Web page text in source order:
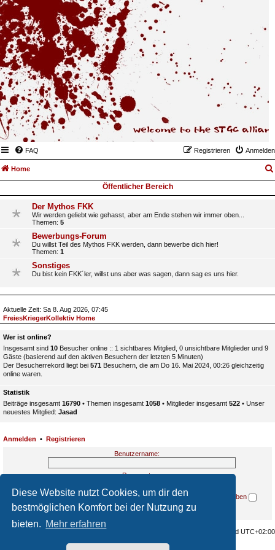
Diese Website nutzt Cookies, um dir den
bestmöglichen Komfort bei der Nutzung zu
bieten. Mehr erfahren
FAQ Anmelden
Registrieren
Home
Öffentlicher Bereich
Der Mythos FKK
Wir werden geliebt wie gehasst, aber am Ende stehen wir immer oben...
Themen: 5
Bewerbungs-Forum
Du willst Teil des Mythos FKK werden, dann bewerbe dich hier!
Themen: 1
Sonstiges
Du bist kein FKK´ler, willst uns aber was sagen, dann sag es uns hier.
Aktuelle Zeit: Sa 8. Aug 2026, 07:45
FreiesKriegerKollektiv Home
Wer ist online?
Insgesamt sind 10 Besucher online :: 1 sichtbares Mitglied, 0 unsichtbare Mitglieder und 9
Gäste (basierend auf den aktiven Besuchern der letzten 5 Minuten)
Der Besucherrekord liegt bei 571 Besuchern, die am Do 16. Mai 2024, 00:26 gleichzeitig
online waren.
Statistik
Beiträge insgesamt 16790 • Themen insgesamt 1058 • Mitglieder insgesamt 522 • Unser
neuestes Mitglied: Jasad
Anmelden • Registrieren
Benutzername:
Passwort:
Ich habe mein Passwort vergessen Angemeldet bleiben
Alle Zeiten sind UTC+02:00